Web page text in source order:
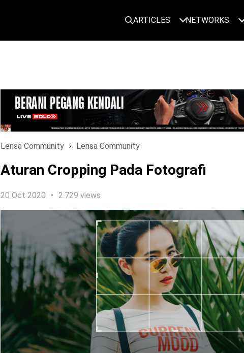
ARTICLES NETWORKS
benefit
menarik
LOGIN
Lensa Community Lensa Community
Aturan Cropping Pada Fotografi
20 Oct 2020 2.729 views